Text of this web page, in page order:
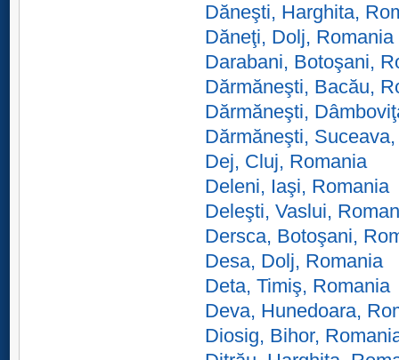
Dăneşti, Harghita,
Dăneţi, Dolj, Romania
Darabani, Botoşani,
Dărmăneşti, Bacău,
Dărmăneşti,
Dărmăneşti,
Dej, Cluj, Romania
Deleni, Iaşi, Romania
Deleşti, Vaslui,
Dersca, Botoşani,
Desa, Dolj, Romania
Deta, Timiş, Romania
Deva, Hunedoara,
Diosig, Bihor,